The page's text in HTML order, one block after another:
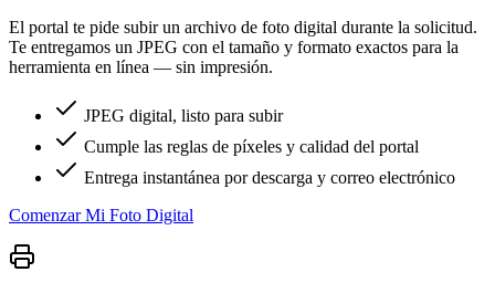
El portal te pide subir un archivo de foto digital durante la solicitud.
Te entregamos un JPEG con el tamaño y formato exactos para la
herramienta en línea — sin impresión.
JPEG digital, listo para subir
Cumple las reglas de píxeles y calidad del portal
Entrega instantánea por descarga y correo electrónico
Comenzar Mi Foto Digital